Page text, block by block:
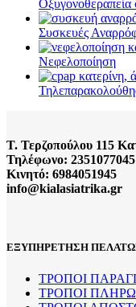
Οξυγονοθεραπεία
Συσκευές
Νεφελοποίηση
Τ. Τερζοπούλου 115
Τηλέφωνο: 2351077045
Κινητό: 6984051945
info@kialasiatrika.gr
ΕΞΥΠΗΡΕΤΗΣΗ
ΤΡΟΠΟΙ
ΤΡΟΠΟΙ